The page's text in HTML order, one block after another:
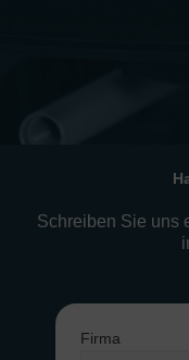
Schreiben Sie uns
Firma